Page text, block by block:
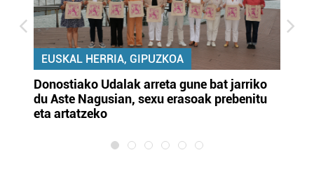
EUSKAL HERRIA, GIPUZKOA
Donostiako Udalak arreta gune bat jarriko
du Aste Nagusian, sexu erasoak prebenitu
eta artatzeko